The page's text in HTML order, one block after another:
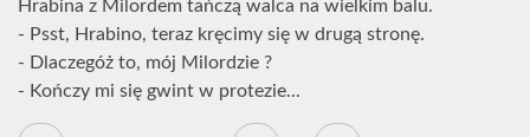
Hrabina z Milordem tańczą walca na wielkim balu.
- Psst, Hrabino, teraz kręcimy się w drugą stronę.
- Dlaczegóż to, mój Milordzie ?
- Kończy mi się gwint w protezie...